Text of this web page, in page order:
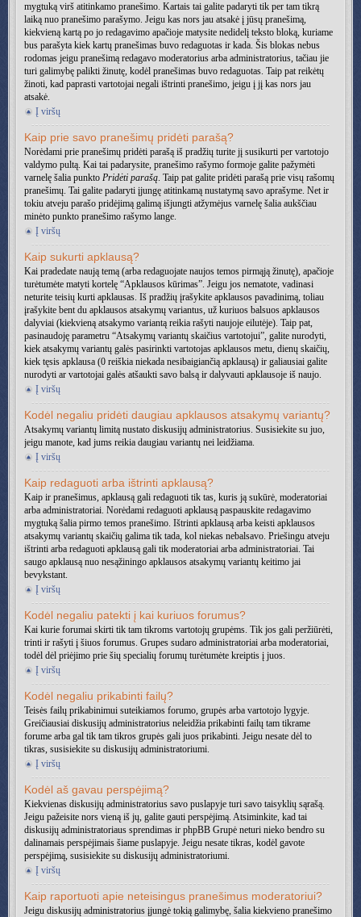
mygtuką virš atitinkamo pranešimo. Kartais tai galite padaryti tik per tam tikrą
laiką nuo pranešimo parašymo. Jeigu kas nors jau atsakė į jūsų pranešimą,
kiekvieną kartą po jo redagavimo apačioje matysite nedidelį teksto bloką, kuriame
bus parašyta kiek kartų pranešimas buvo redaguotas ir kada. Šis blokas nebus
rodomas jeigu pranešimą redagavo moderatorius arba administratorius, tačiau jie
turi galimybę palikti žinutę, kodėl pranešimas buvo redaguotas. Taip pat reikėtų
žinoti, kad paprasti vartotojai negali ištrinti pranešimo, jeigu į jį kas nors jau
atsakė.
Į viršų
Kaip prie savo pranešimų pridėti parašą?
Norėdami prie pranešimų pridėti parašą iš pradžių turite jį susikurti per vartotojo
valdymo pultą. Kai tai padarysite, pranešimo rašymo formoje galite pažymėti
varnelę šalia punkto Pridėti parašą. Taip pat galite pridėti parašą prie visų rašomų
pranešimų. Tai galite padaryti įjungę atitinkamą nustatymą savo aprašyme. Net ir
tokiu atveju parašo pridėjimą galimą išjungti atžymėjus varnelę šalia aukščiau
minėto punkto pranešimo rašymo lange.
Į viršų
Kaip sukurti apklausą?
Kai pradedate naują temą (arba redaguojate naujos temos pirmąją žinutę), apačioje
turėtumėte matyti kortelę “Apklausos kūrimas”. Jeigu jos nematote, vadinasi
neturite teisių kurti apklausas. Iš pradžių įrašykite apklausos pavadinimą, toliau
įrašykite bent du apklausos atsakymų variantus, už kuriuos balsuos apklausos
dalyviai (kiekvieną atsakymo variantą reikia rašyti naujoje eilutėje). Taip pat,
pasinaudoję parametru “Atsakymų variantų skaičius vartotojui”, galite nurodyti,
kiek atsakymų variantų galės pasirinkti vartotojas apklausos metu, dienų skaičių,
kiek tęsis apklausa (0 reiškia niekada nesibaigiančią apklausą) ir galiausiai galite
nurodyti ar vartotojai galės atšaukti savo balsą ir dalyvauti apklausoje iš naujo.
Į viršų
Kodėl negaliu pridėti daugiau apklausos atsakymų variantų?
Atsakymų variantų limitą nustato diskusijų administratorius. Susisiekite su juo,
jeigu manote, kad jums reikia daugiau variantų nei leidžiama.
Į viršų
Kaip redaguoti arba ištrinti apklausą?
Kaip ir pranešimus, apklausą gali redaguoti tik tas, kuris ją sukūrė, moderatoriai
arba administratoriai. Norėdami redaguoti apklausą paspauskite redagavimo
mygtuką šalia pirmo temos pranešimo. Ištrinti apklausą arba keisti apklausos
atsakymų variantų skaičių galima tik tada, kol niekas nebalsavo. Priešingu atveju
ištrinti arba redaguoti apklausą gali tik moderatoriai arba administratoriai. Tai
saugo apklausą nuo nesąžiningo apklausos atsakymų variantų keitimo jai
bevykstant.
Į viršų
Kodėl negaliu patekti į kai kuriuos forumus?
Kai kurie forumai skirti tik tam tikroms vartotojų grupėms. Tik jos gali peržiūrėti,
trinti ir rašyti į šiuos forumus. Grupes sudaro administratoriai arba moderatoriai,
todėl dėl priėjimo prie šių specialių forumų turėtumėte kreiptis į juos.
Į viršų
Kodėl negaliu prikabinti failų?
Teisės failų prikabinimui suteikiamos forumo, grupės arba vartotojo lygyje.
Greičiausiai diskusijų administratorius neleidžia prikabinti failų tam tikrame
forume arba gal tik tam tikros grupės gali juos prikabinti. Jeigu nesate dėl to
tikras, susisiekite su diskusijų administratoriumi.
Į viršų
Kodėl aš gavau perspėjimą?
Kiekvienas diskusijų administratorius savo puslapyje turi savo taisyklių sąrašą.
Jeigu pažeisite nors vieną iš jų, galite gauti perspėjimą. Atsiminkite, kad tai
diskusijų administratoriaus sprendimas ir phpBB Grupė neturi nieko bendro su
dalinamais perspėjimais šiame puslapyje. Jeigu nesate tikras, kodėl gavote
perspėjimą, susisiekite su diskusijų administratoriumi.
Į viršų
Kaip raportuoti apie neteisingus pranešimus moderatoriui?
Jeigu diskusijų administratorius įjungė tokią galimybę, šalia kiekvieno pranešimo